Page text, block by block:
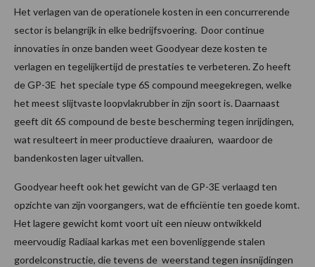
Het verlagen van de operationele kosten in een concurrerende
sector is belangrijk in elke bedrijfsvoering. Door continue
innovaties in onze banden weet Goodyear deze kosten te
verlagen en tegelijkertijd de prestaties te verbeteren. Zo heeft
de GP-3E het speciale type 6S compound meegekregen, welke
het meest slijtvaste loopvlakrubber in zijn soort is. Daarnaast
geeft dit 6S compound de beste bescherming tegen inrijdingen,
wat resulteert in meer productieve draaiuren, waardoor de
bandenkosten lager uitvallen.
Goodyear heeft ook het gewicht van de GP-3E verlaagd ten
opzichte van zijn voorgangers, wat de efficiëntie ten goede komt.
Het lagere gewicht komt voort uit een nieuw ontwikkeld
meervoudig Radiaal karkas met een bovenliggende stalen
gordelconstructie, die tevens de weerstand tegen insnijdingen